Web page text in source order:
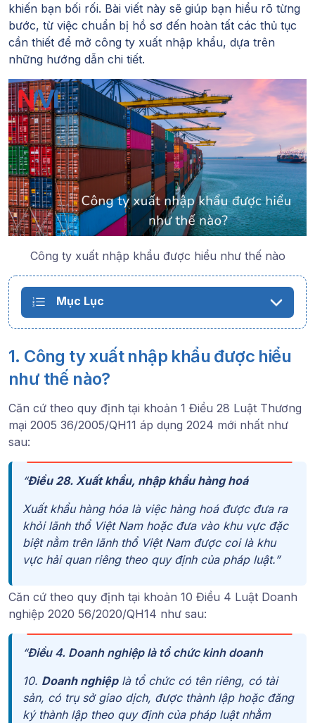
khiến bạn bối rối. Bài viết này sẽ giúp bạn hiểu rõ từng
bước, từ việc chuẩn bị hồ sơ đến hoàn tất các thủ tục
cần thiết để mở công ty xuất nhập khẩu, dựa trên
những hướng dẫn chi tiết.
Công ty xuất nhập khẩu được hiểu như thế nào
Mục Lục
1. Công ty xuất nhập khẩu được hiểu
như thế nào?
Căn cứ theo quy định tại khoản 1 Điều 28 Luật Thương
mại 2005 36/2005/QH11 áp dụng 2024 mới nhất như
sau:
“Điều 28. Xuất khẩu, nhập khẩu hàng hoá
Xuất khẩu hàng hóa là việc hàng hoá được đưa ra
khỏi lãnh thổ Việt Nam hoặc đưa vào khu vực đặc
biệt nằm trên lãnh thổ Việt Nam được coi là khu
vực hải quan riêng theo quy định của pháp luật.”
Căn cứ theo quy định tại khoản 10 Điều 4 Luật Doanh
nghiệp 2020 56/2020/QH14 như sau:
“Điều 4. Doanh nghiệp là tổ chức kinh doanh
10. Doanh nghiệplà tổ chức có tên riêng, có tài
sản, có trụ sở giao dịch, được thành lập hoặc đăng
ký thành lập theo quy định của pháp luật nhằm